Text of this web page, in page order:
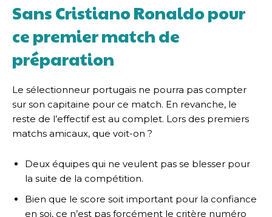
Sans Cristiano Ronaldo pour
ce premier match de
préparation
Le sélectionneur portugais ne pourra pas compter
sur son capitaine pour ce match. En revanche, le
reste de l’effectif est au complet. Lors des premiers
matchs amicaux, que voit-on ?
Deux équipes qui ne veulent pas se blesser pour
la suite de la compétition.
Bien que le score soit important pour la confiance
en soi, ce n’est pas forcément le critère numéro